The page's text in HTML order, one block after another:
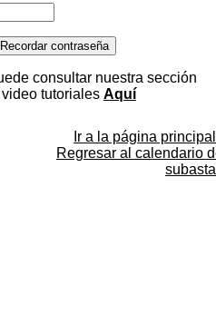
consultar nuestra sección
tutoriales Aquí
Ir a la página principal
Regresar al calendario